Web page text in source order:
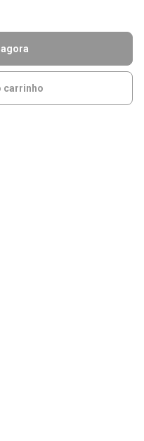
carrinho